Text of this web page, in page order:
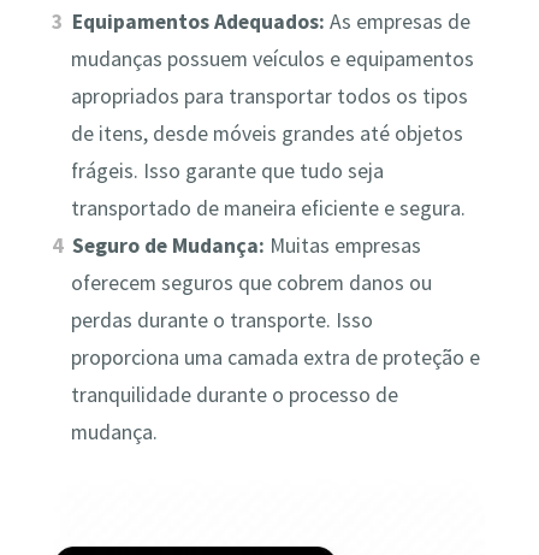
Equipamentos Adequados: As empresas de
mudanças possuem veículos e equipamentos
apropriados para transportar todos os tipos
de itens, desde móveis grandes até objetos
frágeis. Isso garante que tudo seja
transportado de maneira eficiente e segura.
Seguro de Mudança: Muitas empresas
oferecem seguros que cobrem danos ou
perdas durante o transporte. Isso
proporciona uma camada extra de proteção e
tranquilidade durante o processo de
mudança.